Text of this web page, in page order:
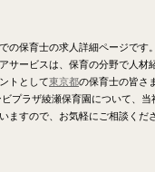
の保育士の求人詳細ページです
サービスは、保育の分野で人材
トとして東京都の保育士の皆さ
プラザ綾瀬保育園について、
ますので、お気軽にご相談くだ